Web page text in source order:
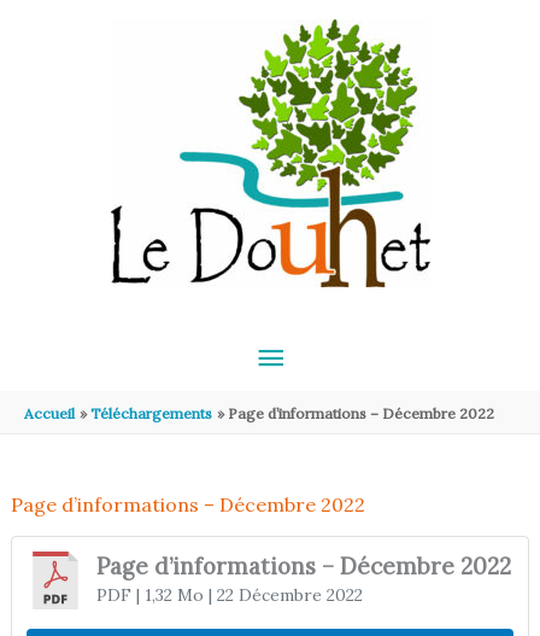
MENU
PRINCIPAL
Accueil Téléchargements Page d’informations – Décembre 2022
Page d’informations – Décembre 2022
Page d’informations – Décembre 2022
PDF | 1,32 Mo | 22 Décembre 2022